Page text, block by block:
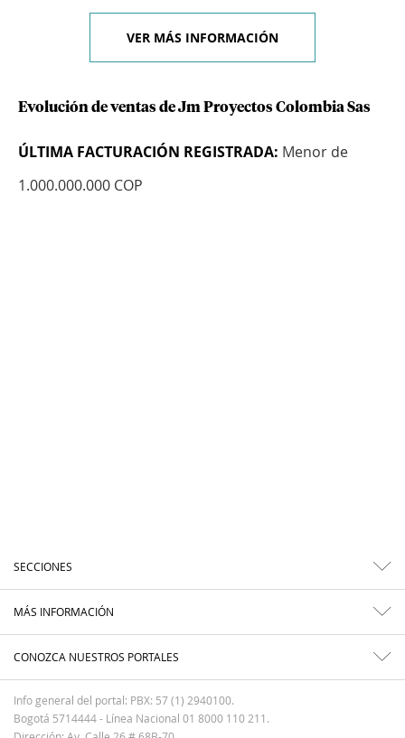
VER MÁS INFORMACIÓN
Evolución de ventas de Jm Proyectos Colombia Sas
ÚLTIMA FACTURACIÓN REGISTRADA: Menor de
1.000.000.000 COP
SECCIONES
MÁS INFORMACIÓN
CONOZCA NUESTROS PORTALES
Info general del portal: PBX: 57 (1) 2940100.
Bogotá 5714444 - Línea Nacional 01 8000 110 211.